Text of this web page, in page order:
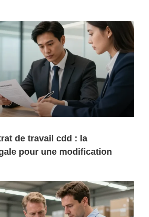
de travail cdd : la
pour une modification